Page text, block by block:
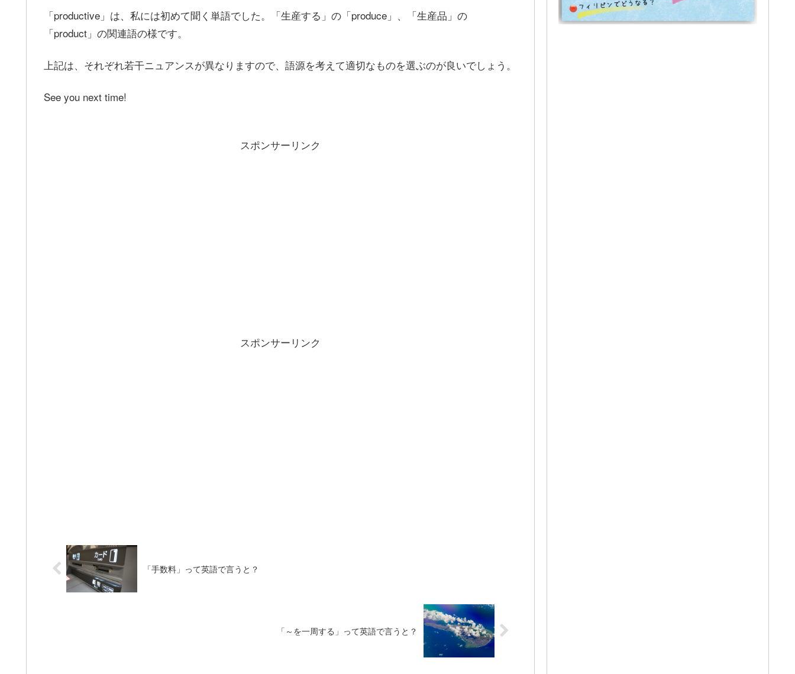
「productive」は、私には初めて聞く単語でした。「生産する」の「produce」、「生産品」の
「product」の関連語の様です。
上記は、それぞれ若干ニュアンスが異なりますので、語源を考えて適切なものを選ぶのが良いでしょう。
See you next time!
スポンサーリンク
スポンサーリンク
「手数料」って英語で言うと？
「～を一周する」って英語で言うと？